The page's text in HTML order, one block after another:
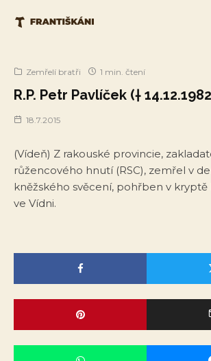
Zemřelí bratři 1 min. čtení
R.P. Petr Pavlíček (†
18.7.2015
(Vídeň) Z rakouské provincie,
růžencového hnutí (RSC), zemřel v
kněžského svěcení, pohřben v
ve Vídni.